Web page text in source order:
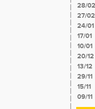
28/02
27/02
24/01
17/01
10/01
20/12
13/12
29/11
15/11
09/11